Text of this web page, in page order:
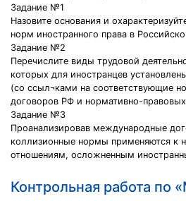
Задание №1
Назовите основания и
норм иностранного права в
Задание №2
Перечислите виды трудовой
которых для иностранцев
(со ссыл¬ками на соответствующие
договоров РФ и нормативно-
Задание №3
Проанализировав международные
коллизионные нормы применяются к
отношениям, осложненным
Контрольная работа по